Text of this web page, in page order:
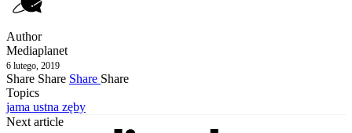
Author
Mediaplanet
6 lutego, 2019
Share Share Share Share
Topics
jama ustna zęby
Next article